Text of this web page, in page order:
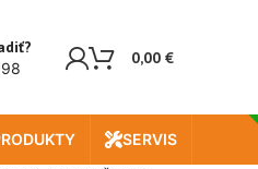
0,00 €
SERVIS
Doprava